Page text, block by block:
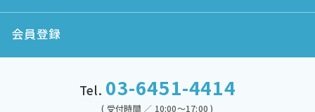
会員登録
Tel. 03-6451-4414
( 受付時間 ／ 10:00～17:00 )